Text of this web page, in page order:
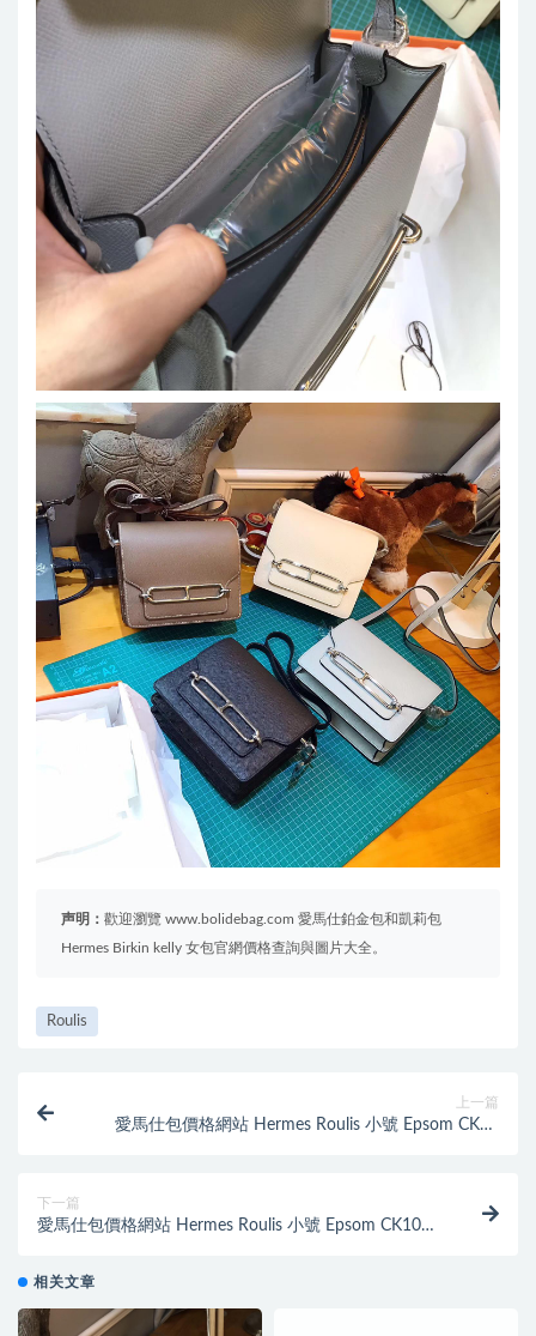
声明： 歡迎瀏覽 www.bolidebag.com 愛馬仕鉑金包和凱莉包
Hermes Birkin kelly 女包官網價格查詢與圖片大全。
Roulis
上一篇
愛馬仕包價格網站 Hermes Roulis 小號 Epsom CK89
下一篇
愛馬仕包價格網站 Hermes Roulis 小號 Epsom CK10
相关文章